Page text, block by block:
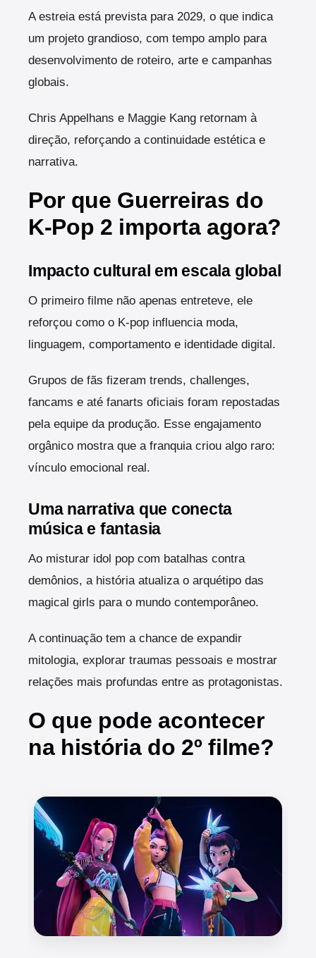
A estreia está prevista para 2029, o que indica
um projeto grandioso, com tempo amplo para
desenvolvimento de roteiro, arte e campanhas
globais.
Chris Appelhans e Maggie Kang retornam à
direção, reforçando a continuidade estética e
narrativa.
Por que Guerreiras do
K-Pop 2 importa agora?
Impacto cultural em escala global
O primeiro filme não apenas entreteve, ele
reforçou como o K-pop influencia moda,
linguagem, comportamento e identidade digital.
Grupos de fãs fizeram trends, challenges,
fancams e até fanarts oficiais foram repostadas
pela equipe da produção. Esse engajamento
orgânico mostra que a franquia criou algo raro:
vínculo emocional real.
Uma narrativa que conecta
música e fantasia
Ao misturar idol pop com batalhas contra
demônios, a história atualiza o arquétipo das
magical girls para o mundo contemporâneo.
A continuação tem a chance de expandir
mitologia, explorar traumas pessoais e mostrar
relações mais profundas entre as protagonistas.
O que pode acontecer
na história do 2º filme?